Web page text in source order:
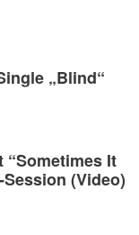
„Blind“
It
Session (Video)